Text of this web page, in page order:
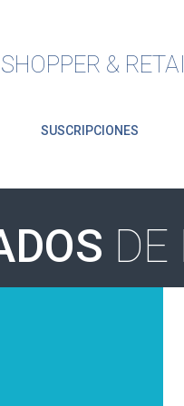
SHOPPER &
SUSCRIPCIONES
DE